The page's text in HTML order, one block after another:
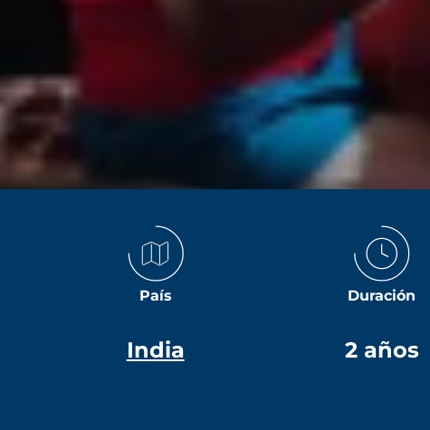
País
India
Duración
2 años